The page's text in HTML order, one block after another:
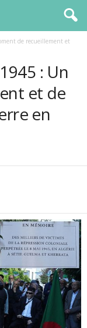
de recueillement et
: Un
et de
en